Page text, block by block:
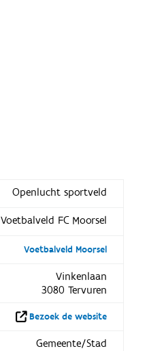
Openlucht sportveld
Voetbalveld FC Moorsel
Voetbalveld Moorsel
Vinkenlaan
3080 Tervuren
Bezoek de website
Gemeente/Stad